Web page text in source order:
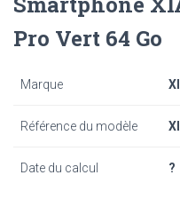
Pro Vert 64 Go
Marque
Référence du modèle
Date du calcul ?